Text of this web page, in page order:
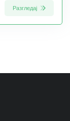
Разгледај